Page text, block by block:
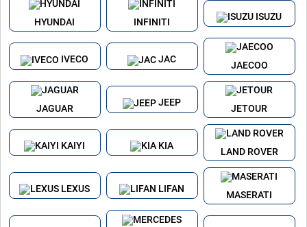
HYUNDAI INFINITI
ISUZU
IVECO JAC
JAECOO
JAGUAR
JEEP
JETOUR
KAIYI KIA
LAND ROVER
LEXUS LIFAN
MASERATI